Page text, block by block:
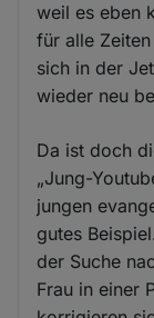
weil es eben
für alle
sich in der
wieder neu
Da ist doch
„Jung-
jungen
gutes
der Suche
Frau in einer